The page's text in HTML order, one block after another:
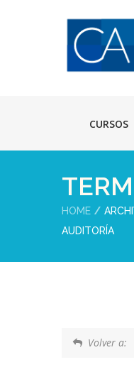
CURSOS
HOME
AUDITORÍA
Volver a: